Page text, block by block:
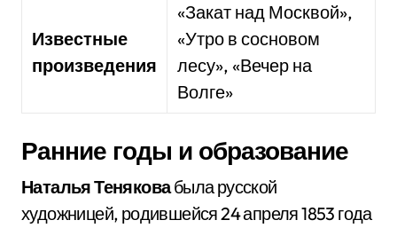
Известные
произведения
«Закат над Москвой»,
«Утро в сосновом
лесу», «Вечер на
Волге»
Ранние годы и образование
Наталья Теняковабыла русской
художницей, родившейся 24 апреля 1853 года